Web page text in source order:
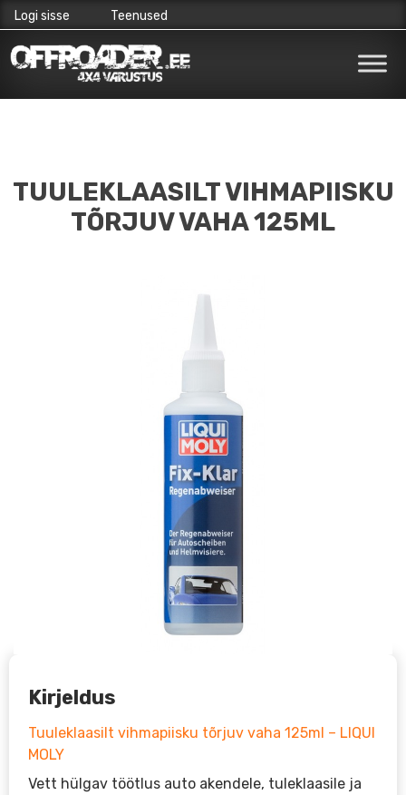
to
Logi sisse Teenused
TUULEKLAASILT VIHMAPIISKU
TÕRJUV VAHA 125ML
Kirjeldus
Tuuleklaasilt vihmapiisku tõrjuv vaha 125ml – LIQUI
MOLY
Vett hülgav töötlus auto akendele, tuleklaasile ja